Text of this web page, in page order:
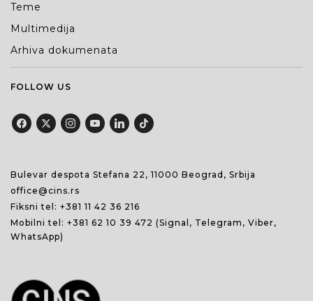
Teme
Multimedija
Arhiva dokumenata
FOLLOW US
Bulevar despota Stefana 22, 11000 Beograd, Srbija
office@cins.rs
Fiksni tel: +381 11 42 36 216
Mobilni tel: +381 62 10 39 472 (Signal, Telegram, Viber,
WhatsApp)